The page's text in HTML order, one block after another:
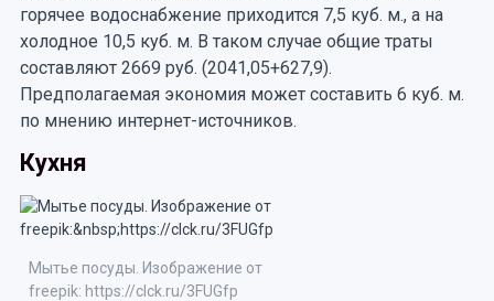
горячее водоснабжение приходится 7,5 куб. м., а на
холодное 10,5 куб. м. В таком случае общие траты
составляют 2669 руб. (2041,05+627,9).
Предполагаемая экономия может составить 6 куб. м.
по мнению интернет-источников.
Кухня
Мытье посуды. Изображение от
freepik: https://clck.ru/3FUGfp